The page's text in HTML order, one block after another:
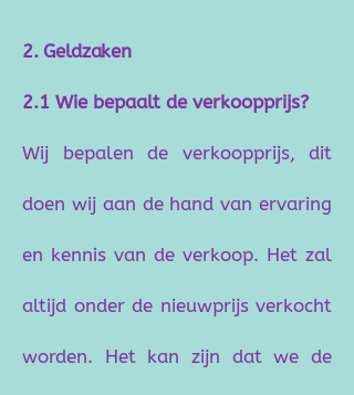
2. Geldzaken
2.1 Wie bepaalt de verkoopprijs?
Wij bepalen de verkoopprijs, dit
doen wij aan de hand van ervaring
en kennis van de verkoop. Het zal
altijd onder de nieuwprijs verkocht
worden. Het kan zijn dat we de